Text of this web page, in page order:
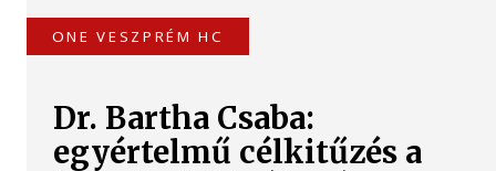
ONE VESZPRÉM HC
Dr. Bartha Csaba:
egyértelmű célkitűzés a